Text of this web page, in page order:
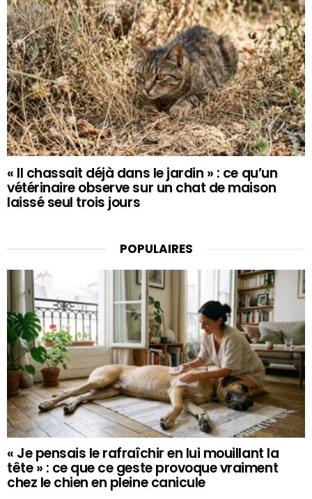
« Il chassait déjà dans le jardin » : ce qu’un
vétérinaire observe sur un chat de maison
laissé seul trois jours
POPULAIRES
« Je pensais le rafraîchir en lui mouillant la
tête » : ce que ce geste provoque vraiment
chez le chien en pleine canicule